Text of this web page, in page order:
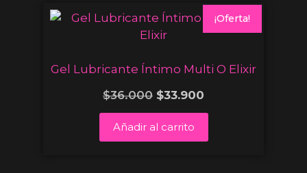
¡Oferta!
Gel Lubricante Íntimo Multi O Elixir
$36.000 $33.900
Añadir al carrito